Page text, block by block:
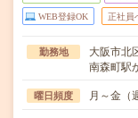
WEB登録OK 正社員
勤務地
大阪市北
南森町駅
曜日頻度 月～金（